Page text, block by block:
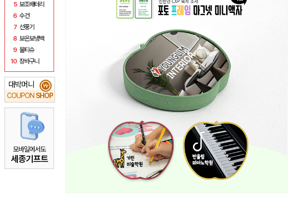
5 보조배터리
6 수건
7 선풍기
8 보온보냉백
9 물티슈
10 장바구니
대박머니
COUPON SHOP
₩
모바일에서도
세종기프트